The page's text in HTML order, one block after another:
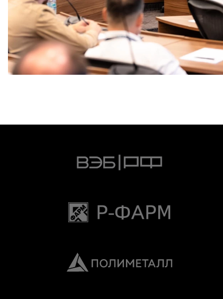
ПФК ЦСКА принял участие в конференции Сбера AI,
посвященной искусственному интеллекту в футболе
4 АВГУСТА 2026 08:00